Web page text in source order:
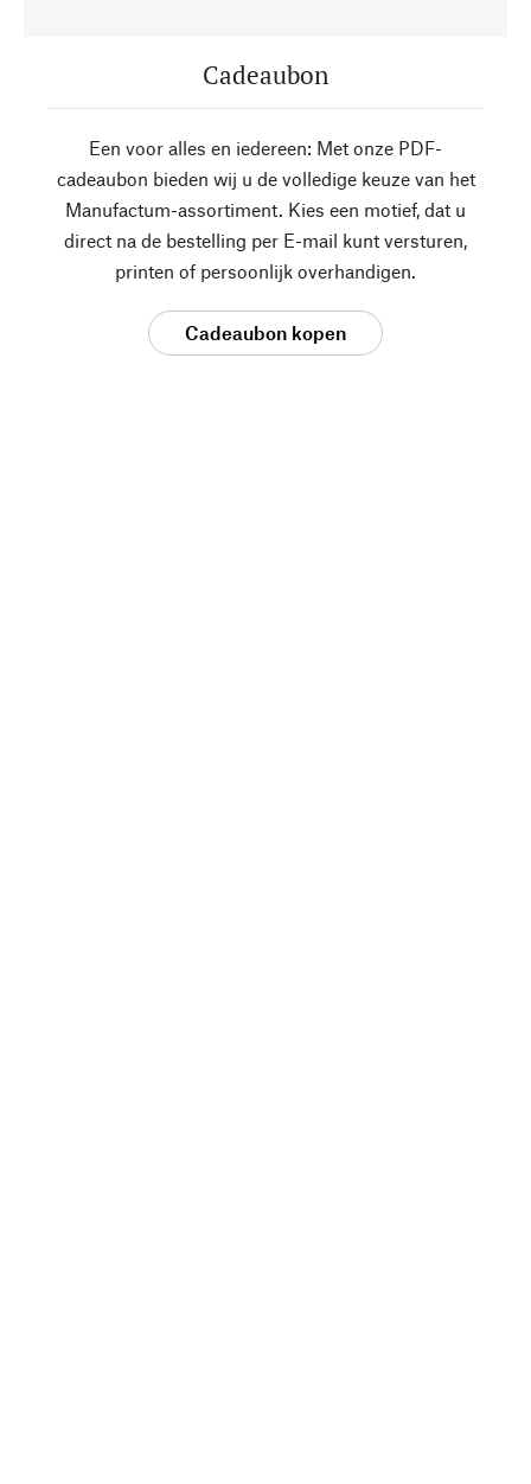
Cadeaubon
Een voor alles en iedereen: Met onze PDF-
cadeaubon bieden wij u de volledige keuze van het
Manufactum-assortiment. Kies een motief, dat u
direct na de bestelling per E-mail kunt versturen,
printen of persoonlijk overhandigen.
Cadeaubon kopen